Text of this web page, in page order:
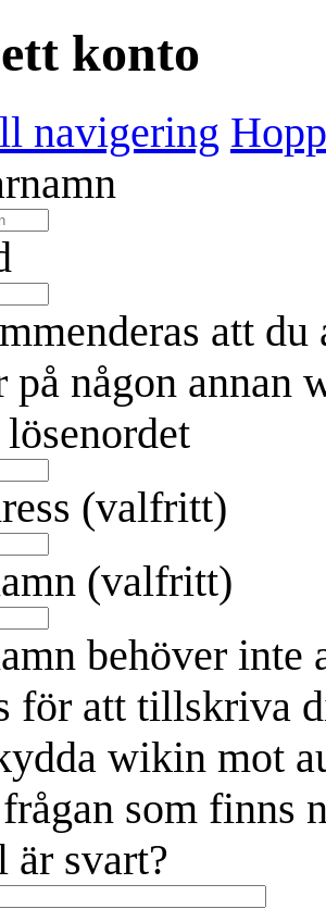
konto
navigering
att
på någon annan
(valfritt)
(valfritt)
behöver inte
för att tillskriva
wikin mot
som finns
svart?